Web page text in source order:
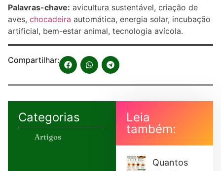
Palavras-chave: avicultura sustentável, criação de
aves, chocadeira automática, energia solar, incubação
artificial, bem-estar animal, tecnologia avícola.
Compartilhar:
Categorias
Artigos
Leia
também:
Quantos